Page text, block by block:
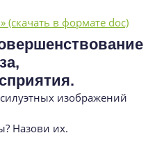
(скачать в формате doc)
изображений
Назови их.